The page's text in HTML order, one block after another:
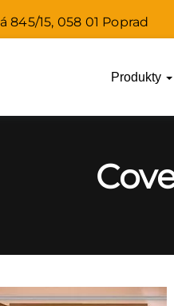
845/15, 058 01 Poprad
Produkty